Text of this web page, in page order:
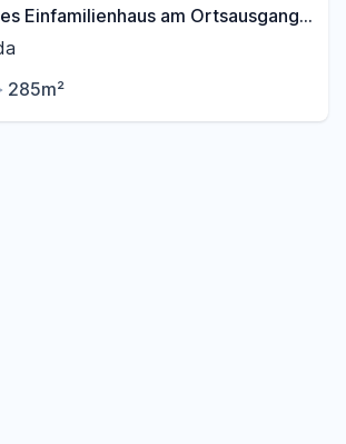
Einfamilienhaus am Ortsausgang
285m²